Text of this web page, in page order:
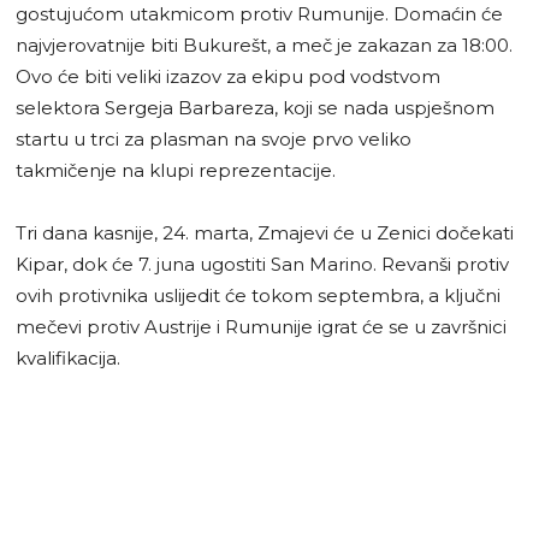
gostujućom utakmicom protiv Rumunije. Domaćin će
najvjerovatnije biti Bukurešt, a meč je zakazan za 18:00.
Ovo će biti veliki izazov za ekipu pod vodstvom
selektora Sergeja Barbareza, koji se nada uspješnom
startu u trci za plasman na svoje prvo veliko
takmičenje na klupi reprezentacije.
Tri dana kasnije, 24. marta, Zmajevi će u Zenici dočekati
Kipar, dok će 7. juna ugostiti San Marino. Revanši protiv
ovih protivnika uslijedit će tokom septembra, a ključni
mečevi protiv Austrije i Rumunije igrat će se u završnici
kvalifikacija.